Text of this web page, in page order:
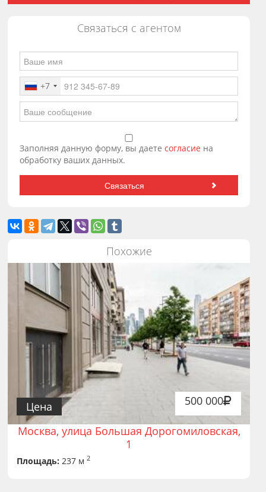
Связаться с агентом
+7
Заполняя данную форму, вы даетесогласие на
обработку ваших данных.
Похожие
500 000
Цена
Москва, улица Большая Дорогомиловская,
1
Площадь: 237 м2